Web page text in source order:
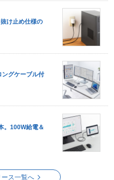
け止め仕様の
グケーブル付
。100W給電＆
ース一覧へ